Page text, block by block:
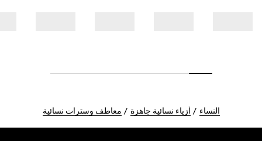
النساء أزياء نسائية جاهزة معاطف وسترات نسائية